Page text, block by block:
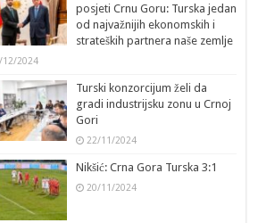
posjeti Crnu Goru: Turska jedan
od najvažnijih ekonomskih i
strateških partnera naše zemlje
12/2024
Turski konzorcijum želi da
gradi industrijsku zonu u Crnoj
Gori
22/11/2024
Nikšić: Crna Gora Turska 3:1
20/11/2024